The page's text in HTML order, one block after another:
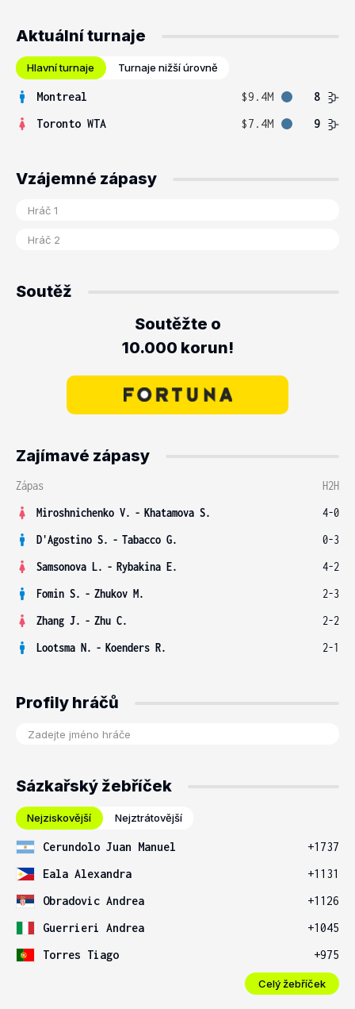
Aktuální turnaje
Hlavní turnaje Turnaje nižší úrovně
Montreal $9.4M
8
Toronto WTA
$7.4M 9
Vzájemné zápasy
Soutěž
Soutěžte o
10.000 korun!
Zajímavé zápasy
Zápas
H2H
Miroshnichenko V. - Khatamova S.
4-0
D'Agostino S. - Tabacco G.
0-3
Samsonova L. - Rybakina E.
4-2
Fomin S. - Zhukov M.
2-3
Zhang J. - Zhu C.
2-2
Lootsma N. - Koenders R. 2-1
Profily hráčů
Sázkařský žebříček
Nejziskovější Nejztrátovější
Cerundolo Juan Manuel
+1737
Eala Alexandra
+1131
Obradovic Andrea
+1126
Guerrieri Andrea
+1045
Torres Tiago
+975
Celý žebříček